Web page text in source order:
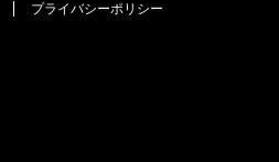
プライバシーポリシー